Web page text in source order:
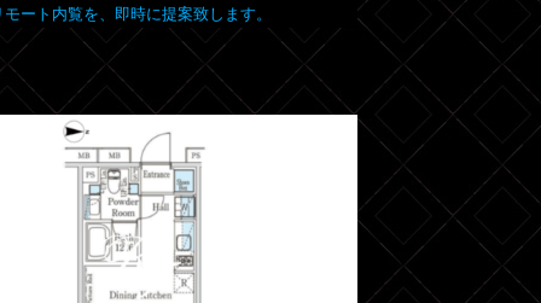
ート内覧を、即時に提案致します。